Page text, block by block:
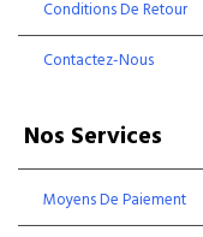
Conditions De Retour
Contactez-Nous
Nos Services
Moyens De Paiement